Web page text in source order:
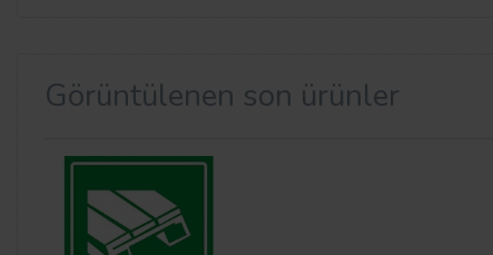
Görüntülenen son ürünler